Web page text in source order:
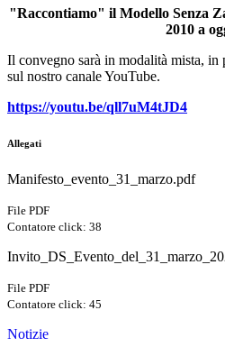
"Raccontiamo" il Modello Senza
2010 a
Il convegno sarà in modalità mista, in
sul nostro canale YouTube.
https://youtu.be/qll7uM4tJD4
Allegati
Manifesto_evento_31_marzo.pdf
File PDF
Contatore click: 38
File PDF
Contatore click: 45
Notizie